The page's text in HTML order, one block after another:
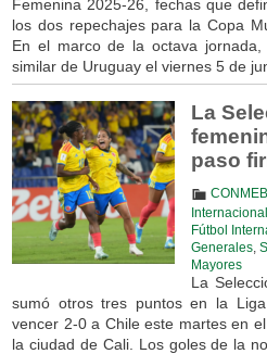
Femenina 2025-26, fechas que
los dos repechajes para la Copa
En el marco de la octava
similar de Uruguay el viernes 5 de
La
paso
Fútbol
Generales,
Mayores
La
sumó otros tres puntos en la
vencer 2-0 a Chile este martes en
la ciudad de Cali. Los goles de la